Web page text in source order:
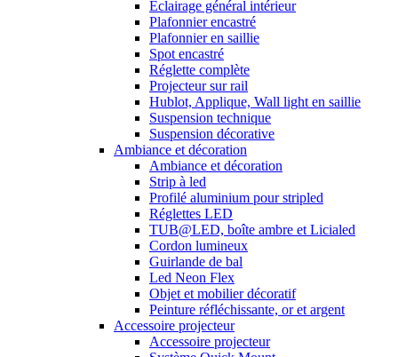
Eclairage général intérieur
Plafonnier encastré
Plafonnier en saillie
Spot encastré
Réglette complète
Projecteur sur rail
Hublot, Applique, Wall light en saillie
Suspension technique
Suspension décorative
Ambiance et décoration
Ambiance et décoration
Strip à led
Profilé aluminium pour stripled
Réglettes LED
TUB@LED, boîte ambre et Licialed
Cordon lumineux
Guirlande de bal
Led Neon Flex
Objet et mobilier décoratif
Peinture réfléchissante, or et argent
Accessoire projecteur
Accessoire projecteur